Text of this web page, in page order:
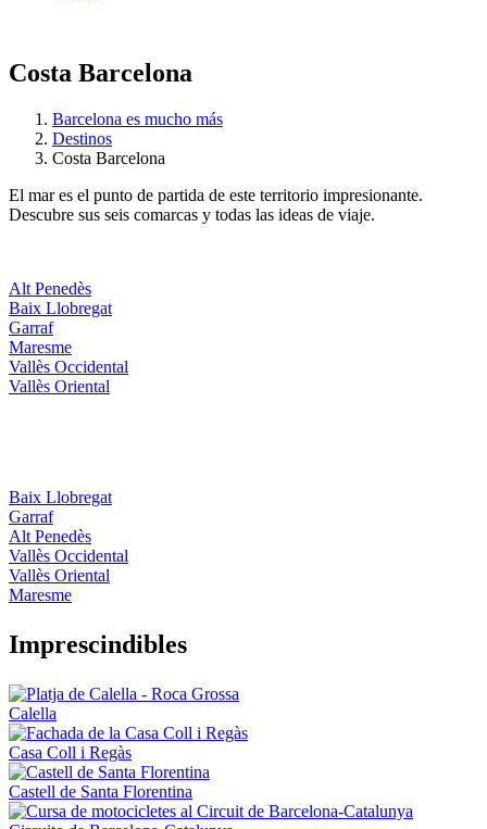
Costa Barcelona
Barcelona es mucho más
Destinos
Costa Barcelona
El mar es el punto de partida de este territorio impresionante.
Descubre sus seis comarcas y todas las ideas de viaje.
Alt Penedès
Baix Llobregat
Garraf
Maresme
Vallès Occidental
Vallès Oriental
Baix Llobregat
Garraf
Alt Penedès
Vallès Occidental
Vallès Oriental
Maresme
Imprescindibles
Calella
Casa Coll i Regàs
Castell de Santa Florentina